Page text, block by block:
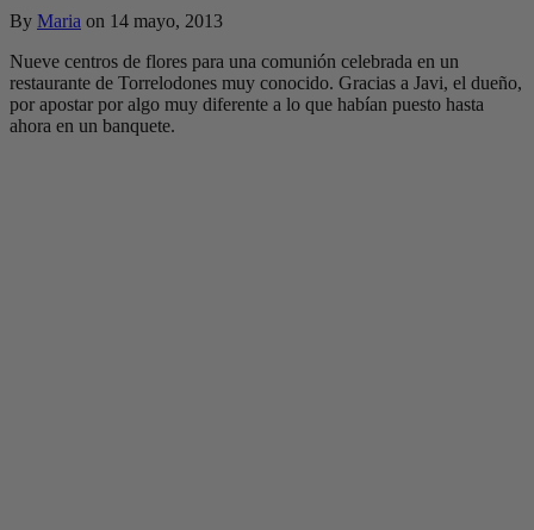
By Maria on 14 mayo, 2013
Nueve centros de flores para una comunión celebrada en un
restaurante de Torrelodones muy conocido. Gracias a Javi, el dueño,
por apostar por algo muy diferente a lo que habían puesto hasta
ahora en un banquete.